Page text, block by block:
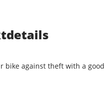
bike against theft with a